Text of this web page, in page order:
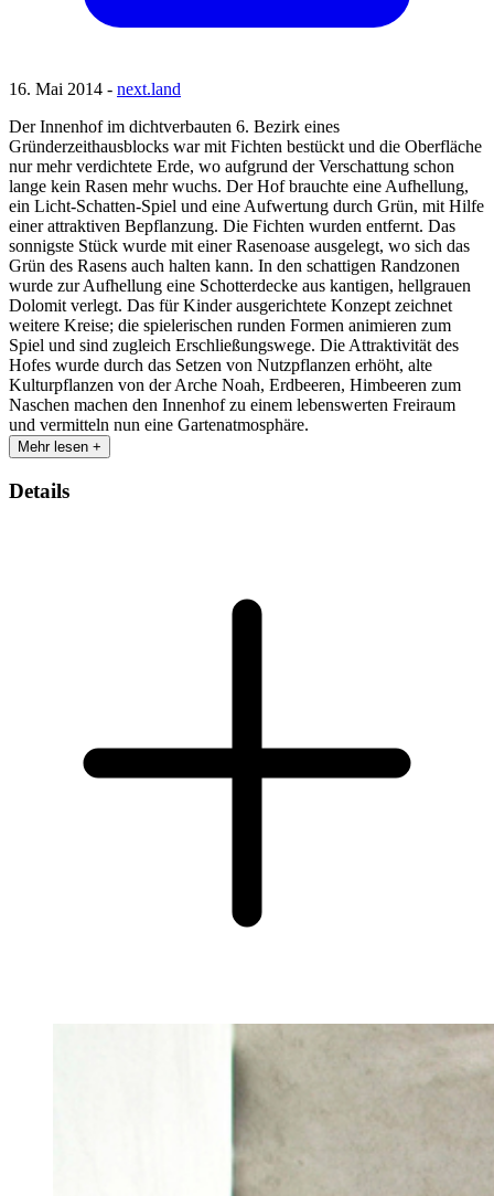
16. Mai 2014 - next.land
Der Innenhof im dichtverbauten 6. Bezirk eines
Gründerzeithausblocks war mit Fichten bestückt und die Oberfläche
nur mehr verdichtete Erde, wo aufgrund der Verschattung schon
lange kein Rasen mehr wuchs. Der Hof brauchte eine Aufhellung,
ein Licht-Schatten-Spiel und eine Aufwertung durch Grün, mit Hilfe
einer attraktiven Bepflanzung. Die Fichten wurden entfernt. Das
sonnigste Stück wurde mit einer Rasenoase ausgelegt, wo sich das
Grün des Rasens auch halten kann. In den schattigen Randzonen
wurde zur Aufhellung eine Schotterdecke aus kantigen, hellgrauen
Dolomit verlegt. Das für Kinder ausgerichtete Konzept zeichnet
weitere Kreise; die spielerischen runden Formen animieren zum
Spiel und sind zugleich Erschließungswege. Die Attraktivität des
Hofes wurde durch das Setzen von Nutzpflanzen erhöht, alte
Kulturpflanzen von der Arche Noah, Erdbeeren, Himbeeren zum
Naschen machen den Innenhof zu einem lebenswerten Freiraum
und vermitteln nun eine Gartenatmosphäre.
Mehr lesen +
Details